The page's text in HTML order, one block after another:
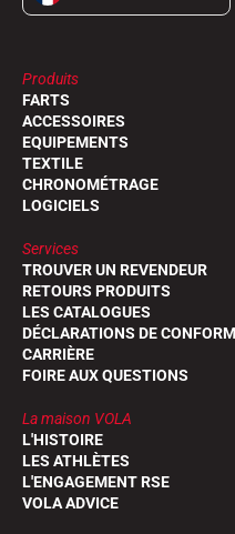
Produits
FARTS
ACCESSOIRES
EQUIPEMENTS
TEXTILE
CHRONOMÉTRAGE
LOGICIELS
Services
TROUVER UN REVENDEUR
RETOURS PRODUITS
LES CATALOGUES
DÉCLARATIONS DE
CARRIÈRE
FOIRE AUX QUESTIONS
La maison VOLA
L'HISTOIRE
LES ATHLÈTES
L'ENGAGEMENT RSE
VOLA ADVICE